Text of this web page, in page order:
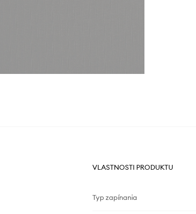
VLASTNOSTI PRODUKTU
Typ zapínania